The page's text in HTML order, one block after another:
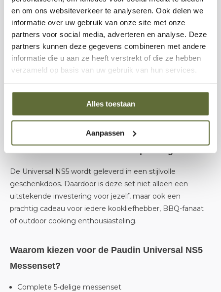
en om ons websiteverkeer te analyseren. Ook delen we
informatie over uw gebruik van onze site met onze
partners voor social media, adverteren en analyse. Deze
partners kunnen deze gegevens combineren met andere
informatie die u aan ze heeft verstrekt of die ze hebben
verzameld op basis van uw gebruik van hun services.
Alles toestaan
Aanpassen
perfect past bij een hoogwaardige buitenkeuken of
moderne keukenopstelling.
Comfortabel en Perfect Gebalanceerd
De ergonomische handgrepen zorgen voor een
een barbecuefeest of snel een maaltijd op tafel zet, de
messen liggen prettig in de hand en werken moeiteloos.
De Universal NS5 wordt geleverd in een stijlvolle
geschenkdoos. Daardoor is deze set niet alleen een
uitstekende investering voor jezelf, maar ook een
prachtig cadeau voor iedere kookliefhebber, BBQ-fanaat
of outdoor cooking enthousiasteling.
Waarom kiezen voor de Paudin Universal NS5
Messenset?
Complete 5-delige messenset